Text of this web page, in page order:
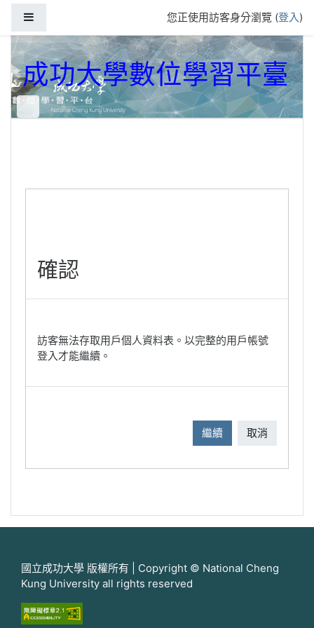
您正使用訪客身分瀏覽 (登入)
成功大學數位學習平臺
確認
訪客無法存取用戶個人資料表。以完整的用戶帳號
登入才能繼續。
繼續 取消
國立成功大學 版權所有 | Copyright © National Cheng
Kung University all rights reserved